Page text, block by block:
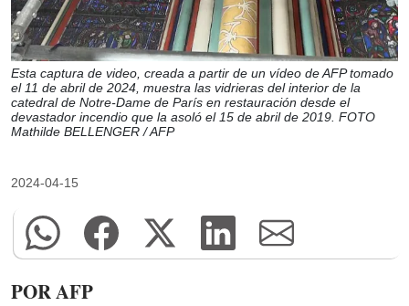
Esta captura de video, creada a partir de un vídeo de AFP tomado
el 11 de abril de 2024, muestra las vidrieras del interior de la
catedral de Notre-Dame de París en restauración desde el
devastador incendio que la asoló el 15 de abril de 2019. FOTO
Mathilde BELLENGER / AFP
2024-04-15
POR AFP